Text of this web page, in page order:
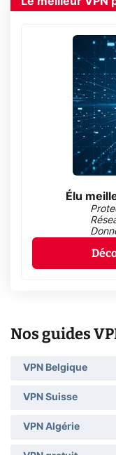
Élu
Nos guides
VPN Belgique
VPN Suisse
VPN Algérie